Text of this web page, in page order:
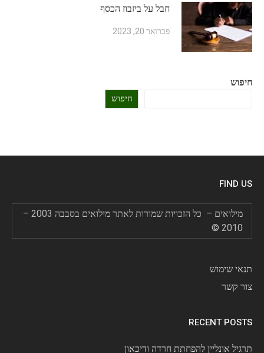
חבל על ביזבוז הכסף
פברואר 20, 2023
חיפוש
חיפוש
FIND US
מילואים – כל הזכויות שמורות לאתר מילואים בסבבה 2003 –
2010 ©
תנאי שימוש
צור קשר
RECENT POSTS
תרגיל אונליין להפחתת חרדה ודיכאון